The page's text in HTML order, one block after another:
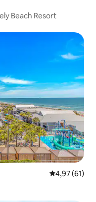
Beach Resort
4,97 av 5 i
4,97 (61)